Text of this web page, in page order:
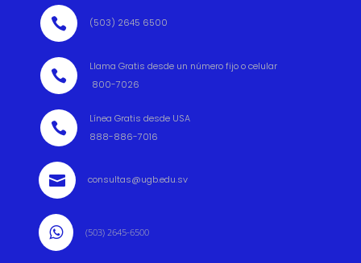
 (503) 2645 6500

Llama Gratis desde un número fijo o celular
800-7026

Línea Gratis desde USA
888-886-7016
 consultas@ugb.edu.sv
 (503) 2645-6500